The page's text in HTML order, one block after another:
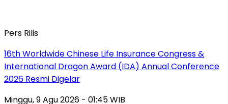
Pers Rilis
16th Worldwide Chinese Life Insurance Congress &
International Dragon Award (IDA) Annual Conference
2026 Resmi Digelar
Minggu, 9 Agu 2026 - 01:45 WIB